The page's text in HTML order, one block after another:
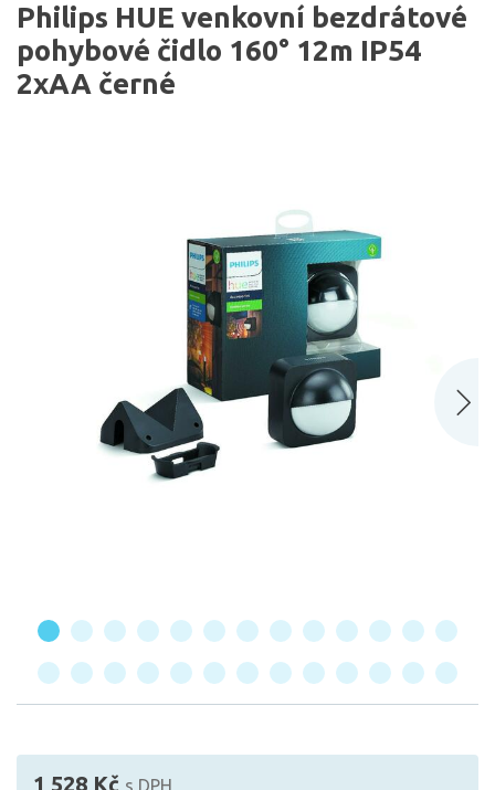
Philips HUE venkovní bezdrátové
pohybové čidlo 160° 12m IP54
2xAA černé
1 528 Kč s DPH